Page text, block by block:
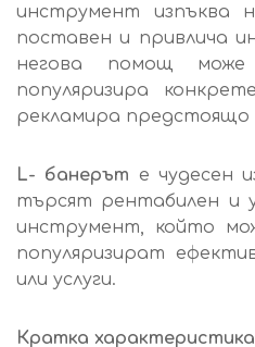
инструмент изпъква
поставен и привлича
негова помощ
популяризира
рекламира предстоящо
L- банерът е чудесен
търсят рентабилен и
инструмент, който
популяризират
или услуги.
Кратка